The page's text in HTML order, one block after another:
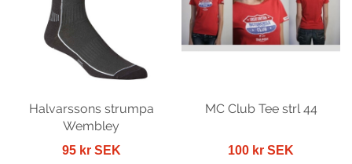
Halvarssons strumpa
Wembley
95 kr SEK
MC Club Tee strl 44
100 kr SEK